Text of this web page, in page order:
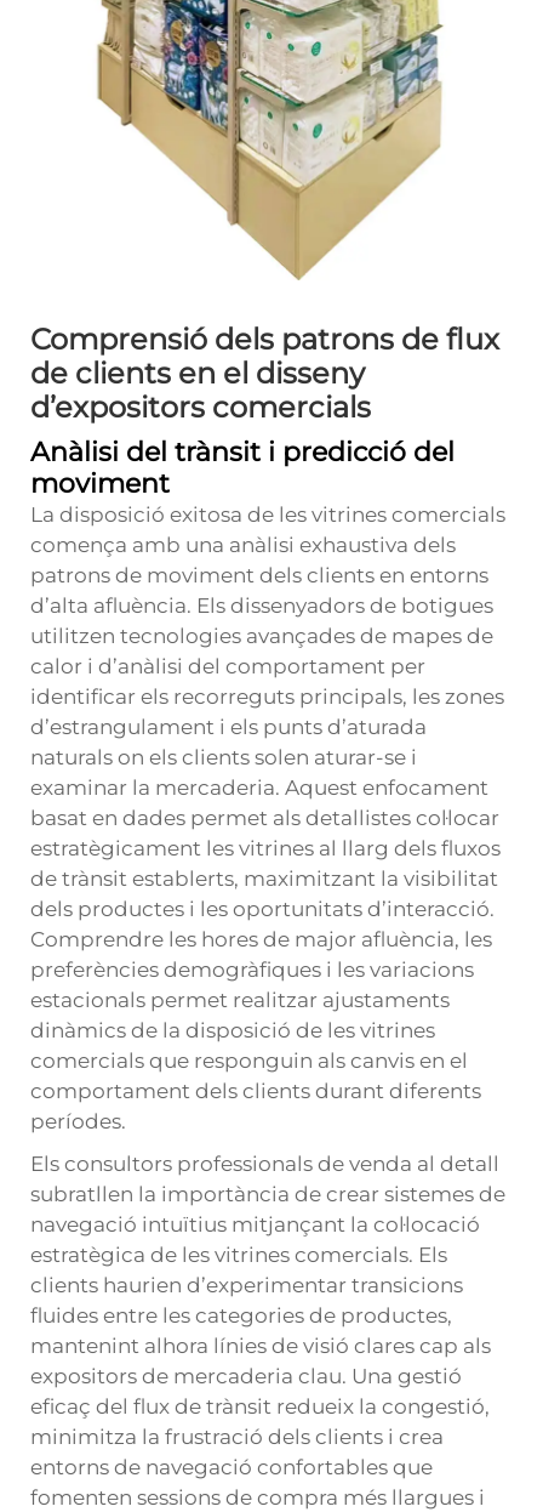
Comprensió dels patrons de flux
de clients en el disseny
d’expositors comercials
Anàlisi del trànsit i predicció del
moviment
La disposició exitosa de les vitrines comercials
comença amb una anàlisi exhaustiva dels
patrons de moviment dels clients en entorns
d’alta afluència. Els dissenyadors de botigues
utilitzen tecnologies avançades de mapes de
calor i d’anàlisi del comportament per
identificar els recorreguts principals, les zones
d’estrangulament i els punts d’aturada
naturals on els clients solen aturar-se i
examinar la mercaderia. Aquest enfocament
basat en dades permet als detallistes col·locar
estratègicament les vitrines al llarg dels fluxos
de trànsit establerts, maximitzant la visibilitat
dels productes i les oportunitats d’interacció.
Comprendre les hores de major afluència, les
preferències demogràfiques i les variacions
estacionals permet realitzar ajustaments
dinàmics de la disposició de les vitrines
comercials que responguin als canvis en el
comportament dels clients durant diferents
períodes.
Els consultors professionals de venda al detall
subratllen la importància de crear sistemes de
navegació intuïtius mitjançant la col·locació
estratègica de les vitrines comercials. Els
clients haurien d’experimentar transicions
fluides entre les categories de productes,
mantenint alhora línies de visió clares cap als
expositors de mercaderia clau. Una gestió
eficaç del flux de trànsit redueix la congestió,
minimitza la frustració dels clients i crea
entorns de navegació confortables que
fomenten sessions de compra més llargues i